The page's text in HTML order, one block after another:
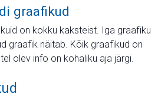
graafikud
on kokku kaksteist. Iga graafiku
graafik näitab. Kõik graafikud on
olev info on kohaliku aja järgi.